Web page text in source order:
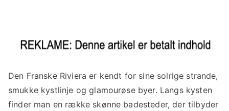
Den Franske Riviera er kendt for sine solrige strande,
smukke kystlinje og glamourøse byer. Langs kysten
finder man en række skønne badesteder, der tilbyder